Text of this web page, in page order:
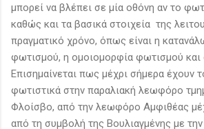
μπορεί να βλέπει σε μία οθόνη αν το
καθώς και τα βασικά στοιχεία της
πραγματικό χρόνο, όπως είναι η
φωτισμού, η ομοιομορφία φωτισμού και
Επισημαίνεται πως μέχρι σήμερα έχουν
φωτιστικά στην παραλιακή λεωφόρο
Φλοίσβο, από την λεωφόρο Αμφιθέας
από τη συμβολή της Βουλιαγμένης με